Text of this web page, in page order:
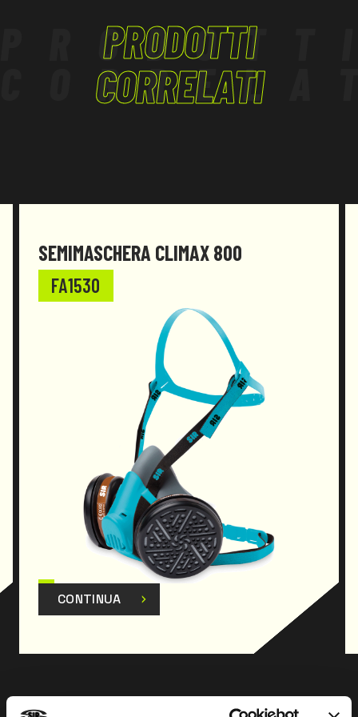
PRODOTTI
CORRELATI
SEMIMASCHERA CLIMAX 800
FA1530
CONTINUA